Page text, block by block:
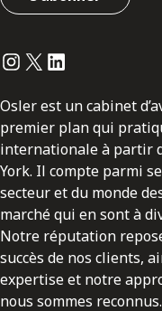
premier plan qui
internationale à partir
York. Il compte parmi
secteur et du monde
marché qui en sont à
Notre réputation
succès de nos clients,
expertise et notre
nous sommes
le reflet de la réussite